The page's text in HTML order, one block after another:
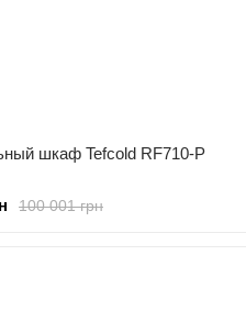
шкаф Tefcold RF710-P
100 001 грн